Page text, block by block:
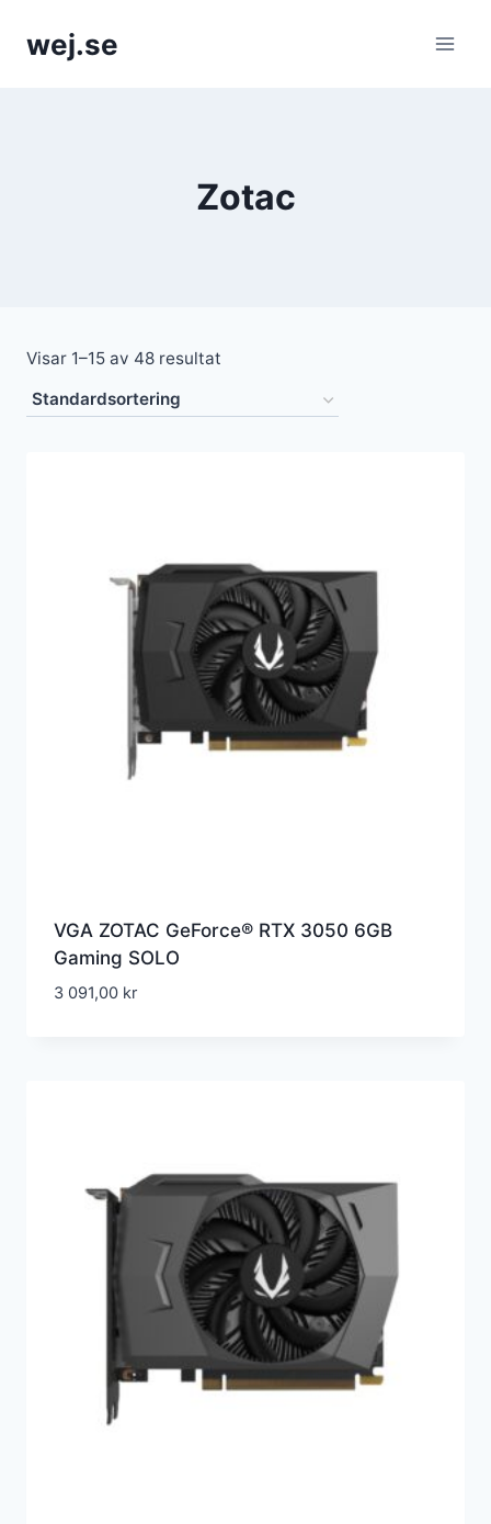
wej.se
Zotac
Visar 1–15 av 48 resultat
VGA ZOTAC GeForce® RTX 3050 6GB
Gaming SOLO
3 091,00 kr